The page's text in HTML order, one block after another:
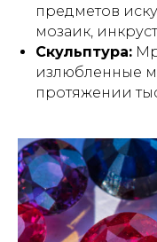
предметов
мозаик,
Скульптура:
излюбленные
протяжении